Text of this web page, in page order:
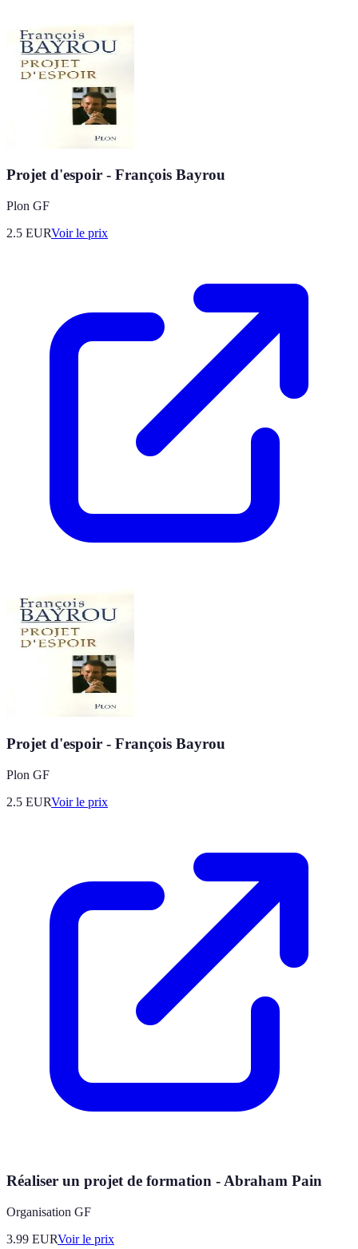
Projet d'espoir - François Bayrou
Plon GF
2.5 EURVoir le prix
Projet d'espoir - François Bayrou
Plon GF
2.5 EURVoir le prix
Réaliser un projet de formation - Abraham Pain
Organisation GF
3.99 EURVoir le prix